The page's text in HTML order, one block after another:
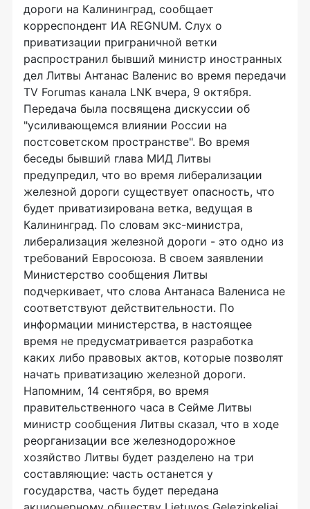
дороги на Калининград, сообщает
корреспондент ИА REGNUM. Слух о
приватизации приграничной ветки
распространил бывший министр иностранных
дел Литвы Антанас Валенис во время передачи
TV Forumas канала LNK вчера, 9 октября.
Передача была посвящена дискуссии об
"усиливающемся влиянии России на
постсоветском пространстве". Во время
беседы бывший глава МИД Литвы
предупредил, что во время либерализации
железной дороги существует опасность, что
будет приватизирована ветка, ведущая в
Калининград. По словам экс-министра,
либерализация железной дороги - это одно из
требований Евросоюза. В своем заявлении
Министерство сообщения Литвы
подчеркивает, что слова Антанаса Валениса не
соответствуют действительности. По
информации министерства, в настоящее
время не предусматривается разработка
каких либо правовых актов, которые позволят
начать приватизацию железной дороги.
Напомним, 14 сентября, во время
правительственного часа в Сейме Литвы
министр сообщения Литвы сказал, что в ходе
реорганизации все железнодорожное
хозяйство Литвы будет разделено на три
составляющие: часть останется у
государства, часть будет передана